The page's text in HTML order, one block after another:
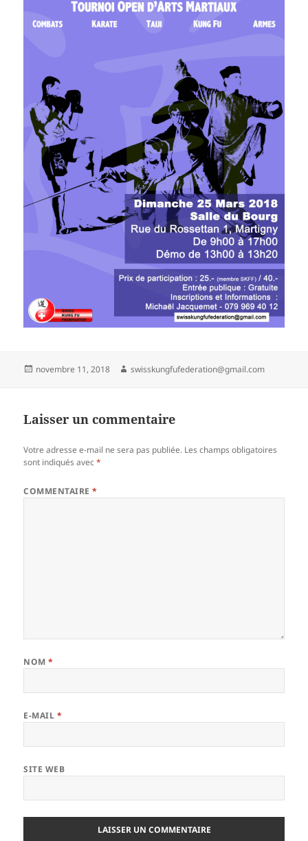
Publié
novembre 11, 2018 Auteur
swisskungfufederation@gmail.com
Laisser un commentaire
Votre adresse e-mail ne sera pas publiée. Les champs obligatoires
sont indiqués avec*
COMMENTAIRE*
NOM*
E-MAIL *
SITE WEB